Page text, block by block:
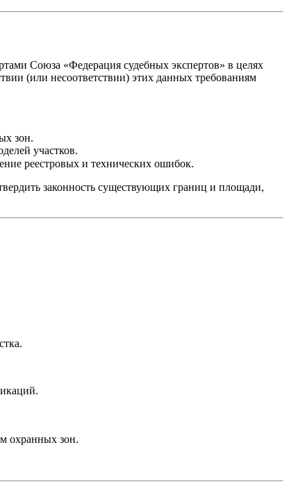
Союза «Федерация судебных экспертов» в целях
(или несоответствии) этих данных требованиям
зон.
участков.
реестровых и технических ошибок.
законность существующих границ и площади,
охранных зон.